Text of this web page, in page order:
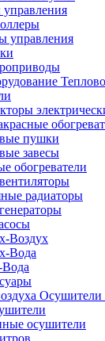
управления
пушки
завесы
обогреватели
радиаторы
Воздух
Вода
Вода
Осушители
осушители